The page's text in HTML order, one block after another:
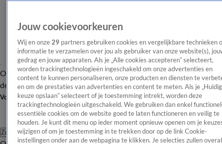
OverzichtAfleveringen Entertainment TV Algemeen
Tip
de redactieNieuwsbrief
Volg Shownieuws
Zoeken
Jouw cookievoorkeuren
Wij en onze 29 partners gebruiken cookies en vergelijkbare technieken
informatie te verzamelen over jou als gebruiker van onze website(s),
gedrag en jouw apparaten. Als je „Alle cookies accepteren” selecteert,
worden trackingtechnologieën ingeschakeld om onze advertenties en
content te kunnen personaliseren, onze producten en diensten te
en om de prestaties van advertenties en content te meten. Als je
keuze opslaan” selecteert of je toestemming intrekt, worden deze
trackingtechnologieën uitgeschakeld. We gebruiken dan enkel
essentiële cookies om de website goed te laten functioneren en veilig te
houden. Je kunt dit menu op ieder moment opnieuw openen om je
wijzigen of om je toestemming in te trekken door op de link Cookie-
instellingen onder aan de webpagina te klikken. Je selecties zullen overal